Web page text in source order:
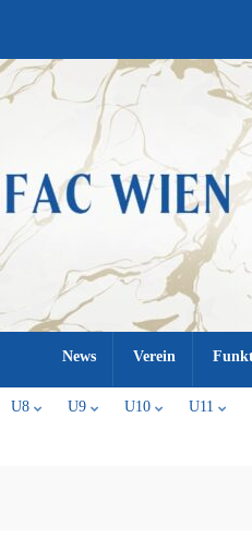
News Verein
U8 U9 U10 U11